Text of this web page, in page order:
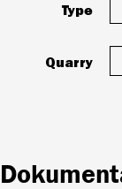
Type
Quarry